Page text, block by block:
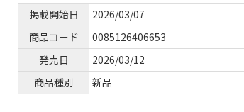
掲載開始日
2026/03/07
商品コード
0085126406653
発売日
2026/03/12
商品種別
新品